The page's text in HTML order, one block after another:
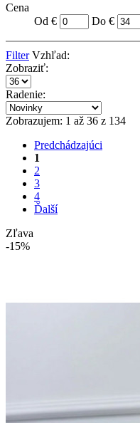
Cena
Od €
Do €
Filter Vzhľad:
Zobraziť:
Radenie:
Zobrazujem: 1 až 36 z 134
Predchádzajúci
1
2
3
4
Ďalší
Zľava
-15%